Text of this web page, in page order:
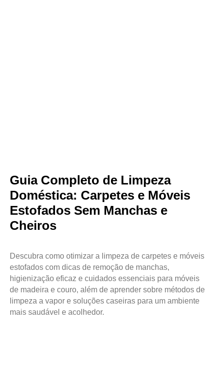
Guia Completo de Limpeza
Doméstica: Carpetes e Móveis
Estofados Sem Manchas e
Cheiros
Descubra como otimizar a limpeza de carpetes e móveis
estofados com dicas de remoção de manchas,
higienização eficaz e cuidados essenciais para móveis
de madeira e couro, além de aprender sobre métodos de
limpeza a vapor e soluções caseiras para um ambiente
mais saudável e acolhedor.